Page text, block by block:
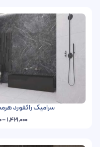
سرامیک راکفورد هرمس تبریز 60 در
1,421,000
–